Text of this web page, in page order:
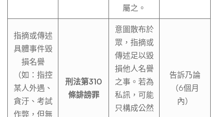
屬之。
指摘或傳述
具體事件毀
損名譽
（如：指控
某人外遇、
貪汙、考試
作弊，但無
刑法第310
條誹謗罪
意圖散布於
眾，指摘或
傳述足以毀
損他人名譽
之事。若為
私訊，可能
只構成公然
告訴乃論
（6個月
內）